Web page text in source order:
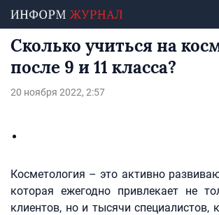
Сколько учиться на
после 9 и 11 класса?
20 ноября 2022, 2:57
Косметология – это активно
которая ежегодно привлекает не
клиентов, но и тысячи специалистов,